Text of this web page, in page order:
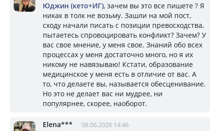
Юджин (кето+ИГ), зачем вы это все пишете ? Я
никак в толк не возьму. Зашли на мой пост,
сходу начали писать с позиции превосходства,
пытаетесь спровоцировать конфликт? Зачем? У
вас свое мнение, у меня свое. Знаний обо всех
процессах у меня достаточно много, но я их
никому не навязываю! Кстати, образование
медицинское у меня есть в отличие от вас. А
то, что делаете вы, называется обесценивание.
Но это не делает вас ни мудрее, ни
популярнее, скорее, наоборот.
Elena*** 08.06.2026 14:46